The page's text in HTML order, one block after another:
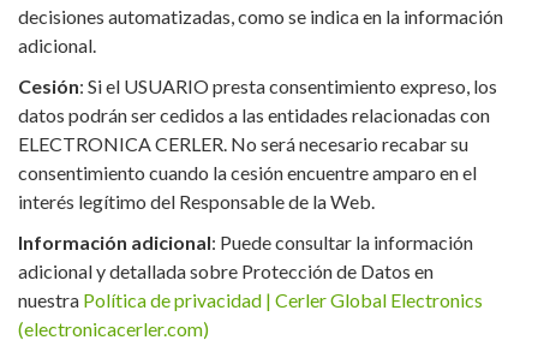
decisiones automatizadas, como se indica en la información
adicional.
Cesión: Si el USUARIO presta consentimiento expreso, los
datos podrán ser cedidos a las entidades relacionadas con
ELECTRONICA CERLER. No será necesario recabar su
consentimiento cuando la cesión encuentre amparo en el
interés legítimo del Responsable de la Web.
Información adicional: Puede consultar la información
adicional y detallada sobre Protección de Datos en
nuestra Política de privacidad | Cerler Global Electronics
(electronicacerler.com)